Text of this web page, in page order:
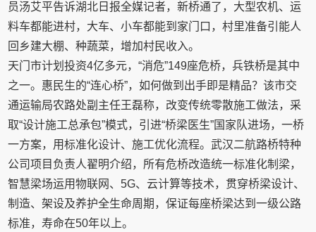
员汤艾平告诉湖北日报全媒记者，新桥通了，大型农机、运
料车都能进村，大车、小车都能到家门口，村里准备引能人
回乡建大棚、种蔬菜，增加村民收入。
天门市计划投资4亿多元，“消危”149座危桥，兵铁桥是其中
之一。惠民生的“连心桥”，如何做到出手即是精品？该市交
通运输局农路处副主任王磊称，改变传统零散施工做法，采
取“设计施工总承包”模式，引进“桥梁医生”国家队进场，一桥
一方案，用标准化设计、施工优化流程。武汉二航路桥特种
公司项目负责人翟明介绍，所有危桥改造统一标准化制梁，
智慧梁场运用物联网、5G、云计算等技术，贯穿桥梁设计、
制造、架设及养护全生命周期，保证每座桥梁达到一级公路
标准，寿命在50年以上。